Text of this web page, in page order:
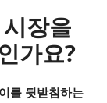
장을
가요?
를 뒷받침하는